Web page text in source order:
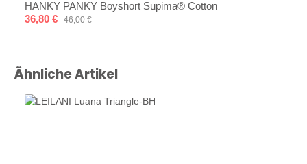
HANKY PANKY Boyshort Supima® Cotton
Verkaufspreis:
36,80 € Regulärer Preis:
46,00 €
Produktgalerie überspringen
Ähnliche Artikel